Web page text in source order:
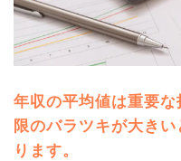
年収の平均値は重要
限のバラツキが大き
ります。